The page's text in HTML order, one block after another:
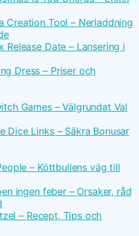
Creation Tool – Nerladdning
Release Date – Lansering i
Dress – Priser och
Games – Välgrundat Val
Dice Links – Säkra Bonusar
– Köttbullens väg till
ingen feber – Orsaker, råd
– Recept, Tips och